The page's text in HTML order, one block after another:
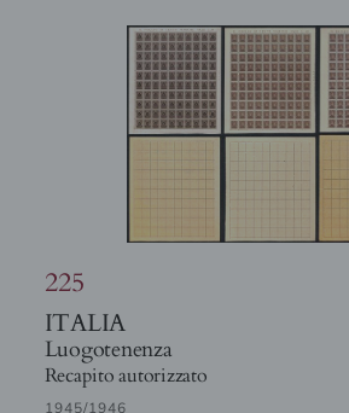
225
ITALIA
Luogotenenza
Recapito autorizzato
1945/1946